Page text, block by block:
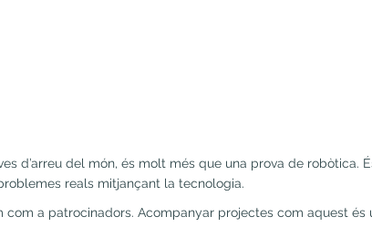
d’arreu del món, és molt més que una prova de robòtica.
reals mitjançant la tecnologia.
a patrocinadors. Acompanyar projectes com aquest és